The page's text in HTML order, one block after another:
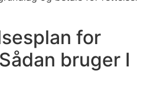
for
bruger I